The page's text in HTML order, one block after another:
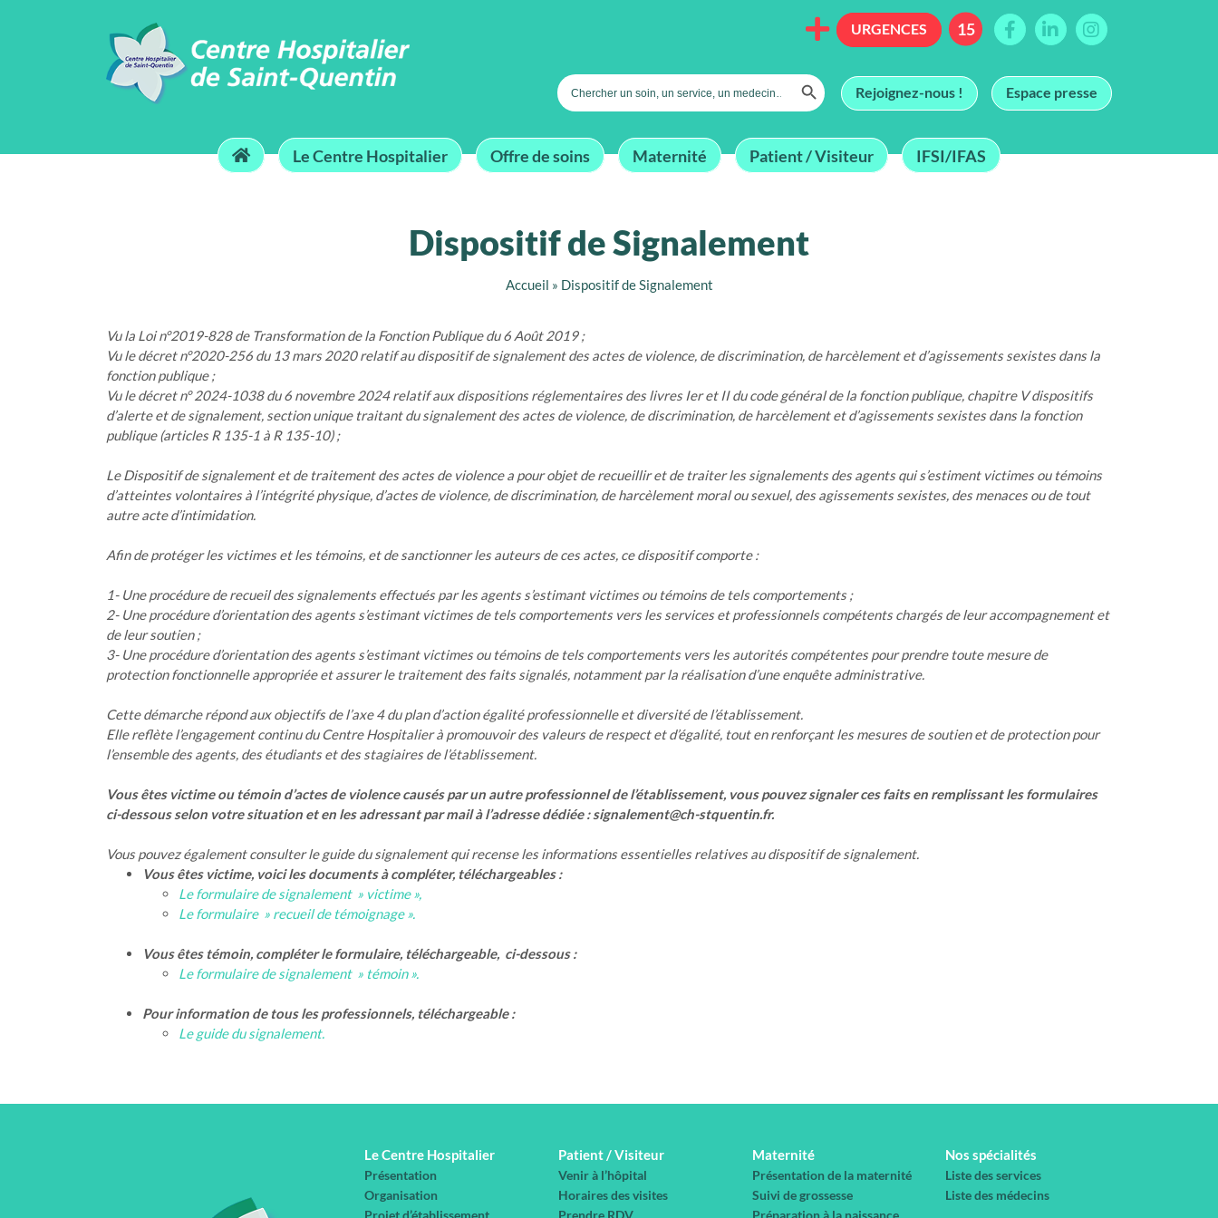
URGENCES
Search
for:
Search Button
Rejoignez-nous ! Espace presse
Le Centre Hospitalier Offre de soins Maternité Patient / Visiteur IFSI/IFAS
Dispositif de Signalement
Accueil » Dispositif de Signalement
Vu la Loi n°2019-828 de Transformation de la Fonction Publique du 6 Août 2019 ;
Vu le décret n°2020-256 du 13 mars 2020 relatif au dispositif de signalement des actes de violence, de discrimination, de harcèlement et d’agissements sexistes dans la
fonction publique ;
Vu le décret n° 2024-1038 du 6 novembre 2024 relatif aux dispositions réglementaires des livres Ier et II du code général de la fonction publique, chapitre V dispositifs
d’alerte et de signalement, section unique traitant du signalement des actes de violence, de discrimination, de harcèlement et d’agissements sexistes dans la fonction
publique (articles R 135-1 à R 135-10) ;
Le Dispositif de signalement et de traitement des actes de violence a pour objet de recueillir et de traiter les signalements des agents qui s’estiment victimes ou témoins
d’atteintes volontaires à l’intégrité physique, d’actes de violence, de discrimination, de harcèlement moral ou sexuel, des agissements sexistes, des menaces ou de tout
autre acte d’intimidation.
Afin de protéger les victimes et les témoins, et de sanctionner les auteurs de ces actes, ce dispositif comporte :
1- Une procédure de recueil des signalements effectués par les agents s’estimant victimes ou témoins de tels comportements ;
2- Une procédure d’orientation des agents s’estimant victimes de tels comportements vers les services et professionnels compétents chargés de leur accompagnement et
de leur soutien ;
3- Une procédure d’orientation des agents s’estimant victimes ou témoins de tels comportements vers les autorités compétentes pour prendre toute mesure de
protection fonctionnelle appropriée et assurer le traitement des faits signalés, notamment par la réalisation d’une enquête administrative.
Cette démarche répond aux objectifs de l’axe 4 du plan d’action égalité professionnelle et diversité de l’établissement.
Elle reflète l’engagement continu du Centre Hospitalier à promouvoir des valeurs de respect et d’égalité, tout en renforçant les mesures de soutien et de protection pour
l’ensemble des agents, des étudiants et des stagiaires de l’établissement.
Vous êtes victime ou témoin d’actes de violence causés par un autre professionnel de l’établissement, vous pouvez signaler ces faits en remplissant les formulaires
ci-dessous selon votre situation et en les adressant par mail à l’adresse dédiée : signalement@ch-stquentin.fr.
Vous pouvez également consulter le guide du signalement qui recense les informations essentielles relatives au dispositif de signalement.
Vous êtes victime, voici les documents à compléter, téléchargeables :
Le formulaire de signalement » victime »,
Le formulaire » recueil de témoignage ».
Vous êtes témoin, compléter le formulaire, téléchargeable, ci-dessous :
Le formulaire de signalement » témoin ».
Pour information de tous les professionnels, téléchargeable :
Le guide du signalement.
Le Centre Hospitalier
Présentation
Organisation
Projet d’établissement
Patient / Visiteur
Venir à l’hôpital
Horaires des visites
Prendre RDV
Maternité
Présentation de la maternité
Suivi de grossesse
Préparation à la naissance
Nos spécialités
Liste des services
Liste des médecins